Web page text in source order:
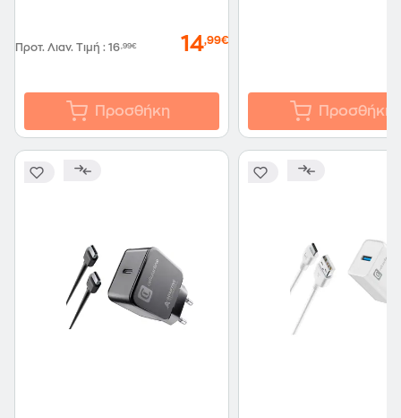
Προτ. Λιαν. Τιμή : 16,99€ 14,99€
Προσθήκη Προσθήκη